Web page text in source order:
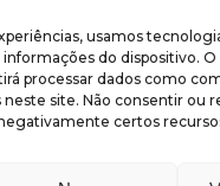
usamos
informações do dispositivo.
processar dados como
site. Não consentir ou
certos
e prestação de